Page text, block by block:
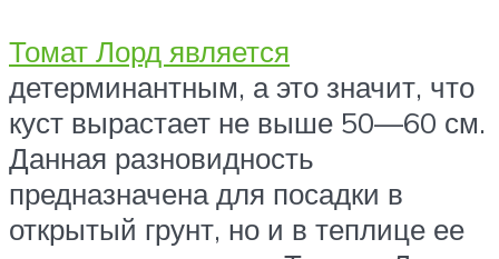
Томат Лорд является
детерминантным, а это значит, что
куст вырастает не выше 50—60 см.
Данная разновидность
предназначена для посадки в
открытый грунт, но и в теплице ее